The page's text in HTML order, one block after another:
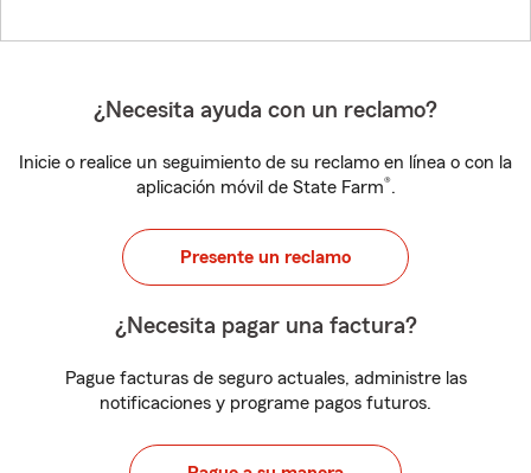
¿Necesita ayuda con un reclamo?
Inicie o realice un seguimiento de su reclamo en línea o con la
aplicación móvil de State Farm®.
Presente un reclamo
¿Necesita pagar una factura?
Pague facturas de seguro actuales, administre las
notificaciones y programe pagos futuros.